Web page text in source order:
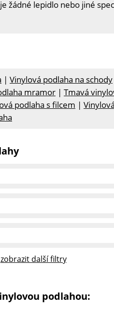
žádné lepidlo nebo jiné
| Vinylová podlaha na schody
mramor | Tmavá
podlaha s filcem |
zobrazit další filtry
podlahou: